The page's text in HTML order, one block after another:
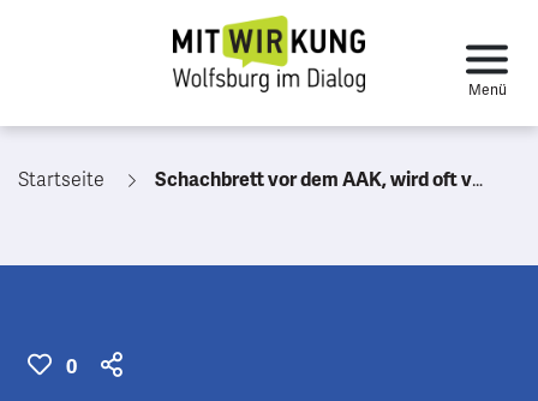
Startseite Schachbrett vor dem AAK, wird oft von älteren Herren genutzt, schöne Atmosphäre
0